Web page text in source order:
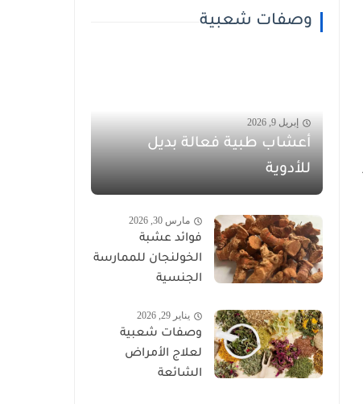
وصفات شعبية
إبريل 9, 2026
أعشاب طبية فعالة بديل
للأدوية
مارس 30, 2026
فوائد عشبة
الخولنجان للممارسة
الجنسية
يناير 29, 2026
وصفات شعبية
لعلاج الأمراض
الشائعة